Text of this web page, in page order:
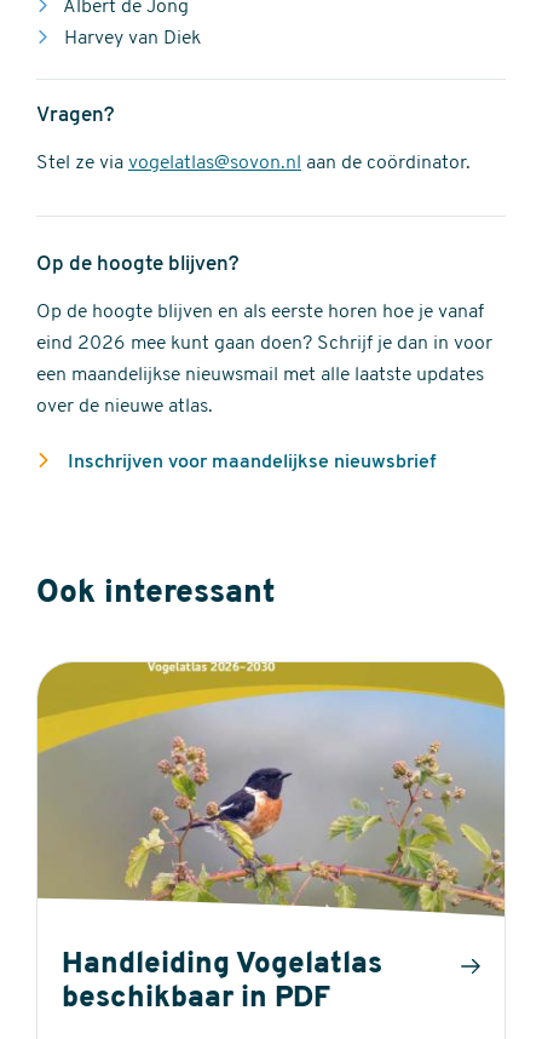
Albert de Jong
Harvey van Diek
Vragen?
Stel ze via vogelatlas@sovon.nl aan de coördinator.
Op de hoogte blijven?
Op de hoogte blijven en als eerste horen hoe je vanaf
eind 2026 mee kunt gaan doen? Schrijf je dan in voor
een maandelijkse nieuwsmail met alle laatste updates
over de nieuwe atlas.
Inschrijven voor maandelijkse nieuwsbrief
Ook interessant
Handleiding Vogelatlas
beschikbaar in PDF